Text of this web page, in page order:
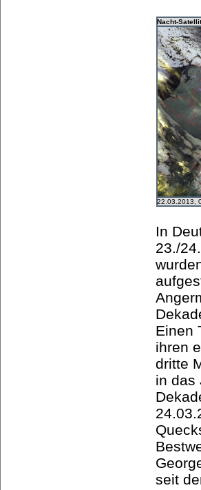
Nacht-
22.03.2013,
In
23./
Einen
ihren
dritte
in das
seit